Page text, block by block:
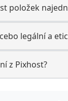
položek
legální a
z Pixhost?